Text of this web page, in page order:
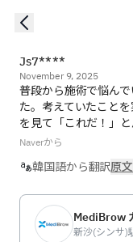
Js7****
November 9, 2025
普段から施術で悩ん
た。考えていたこと
を見て「これだ！」
Naverから
韓国語から翻訳原
MediBrow
新沙(シンサ)